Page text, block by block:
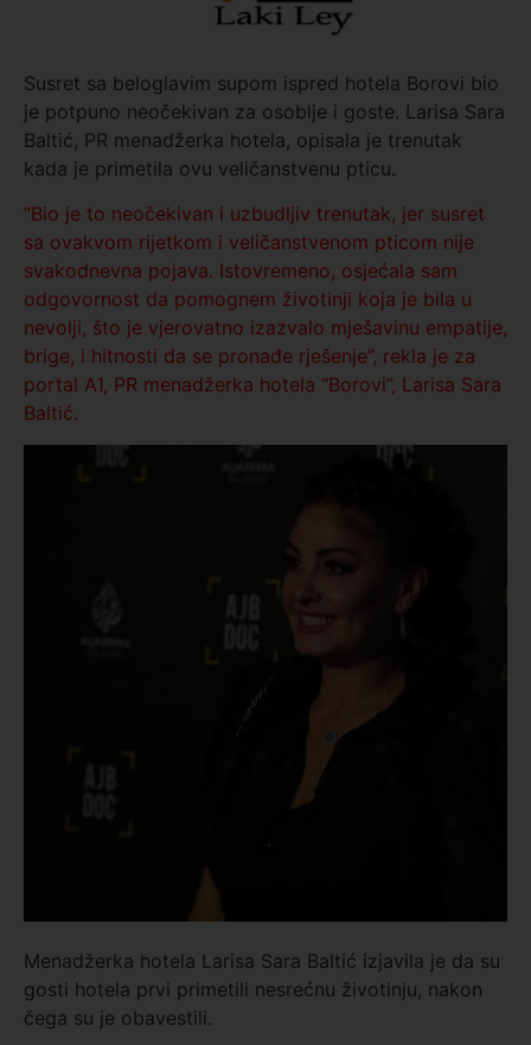
Susret sa beloglavim supom ispred hotela Borovi bio
je potpuno neočekivan za osoblje i goste. Larisa Sara
Baltić, PR menadžerka hotela, opisala je trenutak
kada je primetila ovu veličanstvenu pticu.
“Bio je to neočekivan i uzbudljiv trenutak, jer susret
sa ovakvom rijetkom i veličanstvenom pticom nije
svakodnevna pojava. Istovremeno, osjećala sam
odgovornost da pomognem životinji koja je bila u
nevolji, što je vjerovatno izazvalo mješavinu empatije,
brige, i hitnosti da se pronađe rješenje”, rekla je za
portal A1, PR menadžerka hotela “Borovi”, Larisa Sara
Baltić.
Menadžerka hotela Larisa Sara Baltić izjavila je da su
gosti hotela prvi primetili nesrećnu životinju, nakon
čega su je obavestili.